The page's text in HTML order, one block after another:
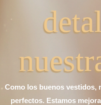
Como los buenos vestidos,
perfectos. Estamos